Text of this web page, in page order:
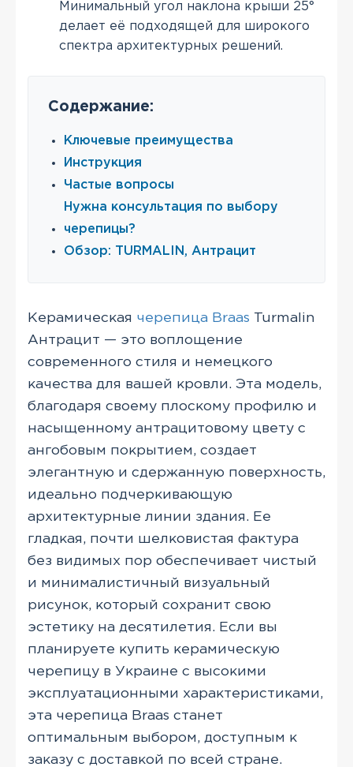
Минимальный угол наклона крыши 25°
делает её подходящей для широкого
спектра архитектурных решений.
Содержание:
Ключевые преимущества
Инструкция
Частые вопросы
Нужна консультация по выбору
черепицы?
Обзор: TURMALIN, Антрацит
Керамическая черепица Braas Turmalin
Антрацит — это воплощение
современного стиля и немецкого
качества для вашей кровли. Эта модель,
благодаря своему плоскому профилю и
насыщенному антрацитовому цвету с
ангобовым покрытием, создает
элегантную и сдержанную поверхность,
идеально подчеркивающую
архитектурные линии здания. Ее
гладкая, почти шелковистая фактура
без видимых пор обеспечивает чистый
и минималистичный визуальный
рисунок, который сохранит свою
эстетику на десятилетия. Если вы
планируете купить керамическую
черепицу в Украине с высокими
эксплуатационными характеристиками,
эта черепица Braas станет
оптимальным выбором, доступным к
заказу с доставкой по всей стране.